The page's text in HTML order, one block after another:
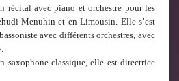
récital avec piano et orchestre pour les
Menuhin et en Limousin. Elle s’est
avec différents orchestres, avec
saxophone classique, elle est directrice